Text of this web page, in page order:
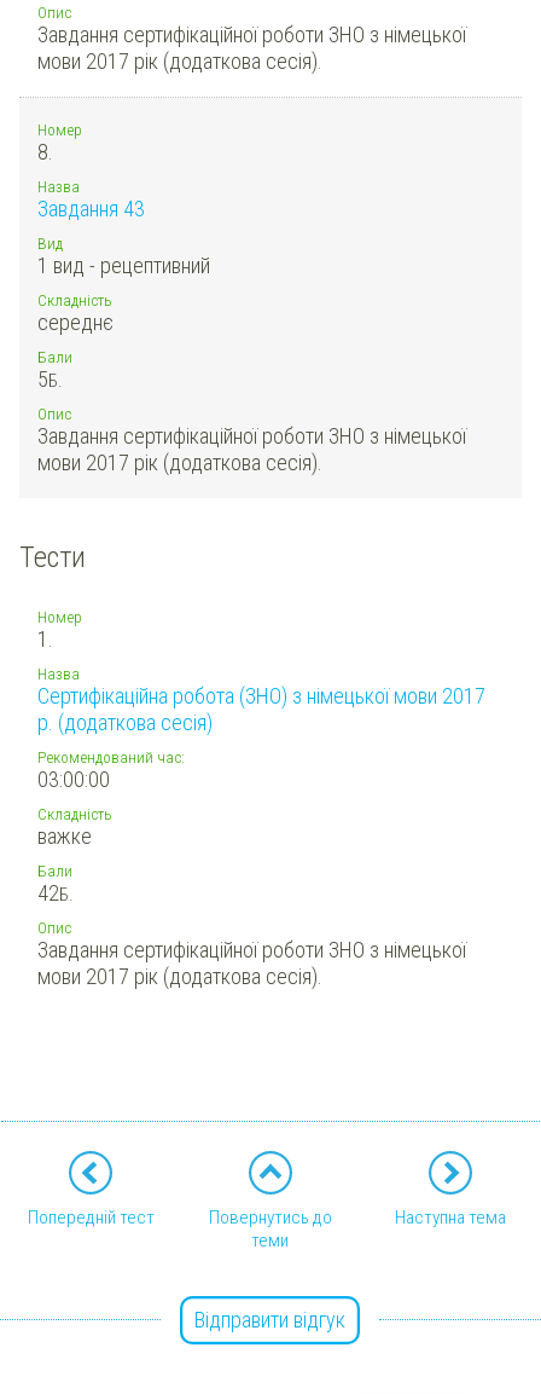
Опис
Завдання сертифікаційної роботи ЗНО з німецької
мови 2017 рік (додаткова сесія).
Номер
8.
Назва
Завдання 43
Вид
1 вид - рецептивний
Складність
середнє
Бали
5Б.
Опис
Завдання сертифікаційної роботи ЗНО з німецької
мови 2017 рік (додаткова сесія).
Тести
Номер
1.
Назва
Сертифікаційна робота (ЗНО) з німецької мови 2017
р. (додаткова сесія)
Рекомендований час:
03:00:00
Складність
важке
Бали
42Б.
Опис
Завдання сертифікаційної роботи ЗНО з німецької
мови 2017 рік (додаткова сесія).
Попередній тест
Повернутись до
теми
Наступна тема
Відправити відгук